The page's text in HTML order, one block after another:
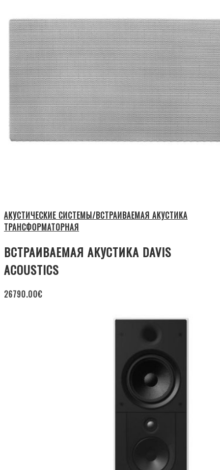
АКУСТИЧЕСКИЕ СИСТЕМЫ/ВСТРАИВАЕМАЯ АКУСТИКА
ТРАНСФОРМАТОРНАЯ
ВСТРАИВАЕМАЯ АКУСТИКА DAVIS
ACOUSTICS
26790.00€